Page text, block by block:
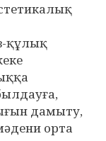
құлық
дамыту,
орта